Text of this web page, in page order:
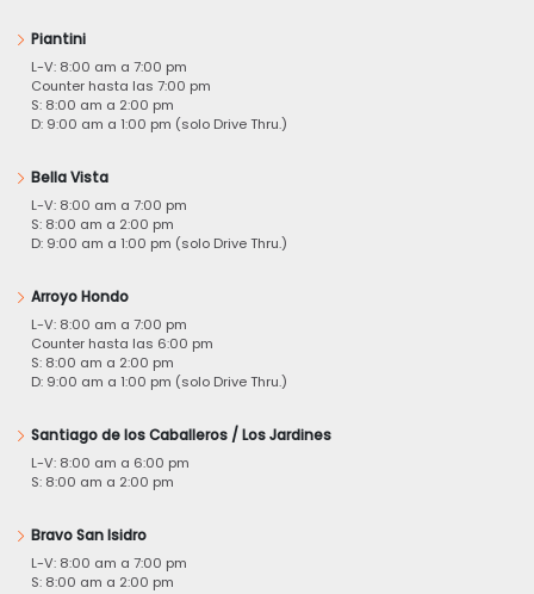
Piantini
L-V: 8:00 am a 7:00 pm
Counter hasta las 7:00 pm
S: 8:00 am a 2:00 pm
D: 9:00 am a 1:00 pm (solo Drive Thru.)
Bella Vista
L-V: 8:00 am a 7:00 pm
S: 8:00 am a 2:00 pm
D: 9:00 am a 1:00 pm (solo Drive Thru.)
Arroyo Hondo
L-V: 8:00 am a 7:00 pm
Counter hasta las 6:00 pm
S: 8:00 am a 2:00 pm
D: 9:00 am a 1:00 pm (solo Drive Thru.)
Santiago de los Caballeros / Los Jardines
L-V: 8:00 am a 6:00 pm
S: 8:00 am a 2:00 pm
Bravo San Isidro
L-V: 8:00 am a 7:00 pm
S: 8:00 am a 2:00 pm